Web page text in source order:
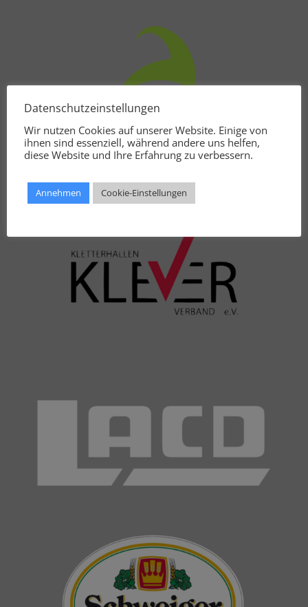
Datenschutzeinstellungen
Wir nutzen Cookies auf unserer Website. Einige von
ihnen sind essenziell, während andere uns helfen,
diese Website und Ihre Erfahrung zu verbessern.
Annehmen Cookie-Einstellungen